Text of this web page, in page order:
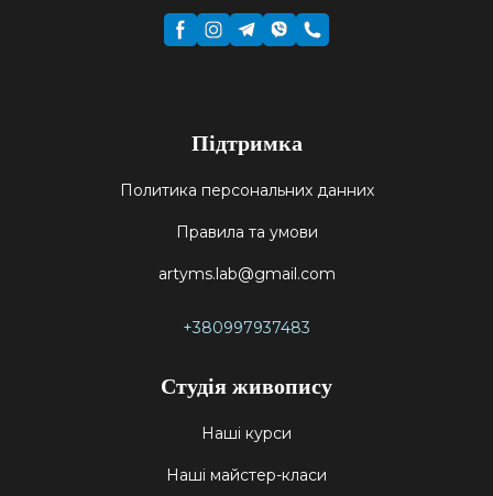
Підтримка
Политика персональних данних
Правила та умови
artyms.lab@gmail.com
+380997937483
Студія живопису
Наші курси
Наші майстер-класи